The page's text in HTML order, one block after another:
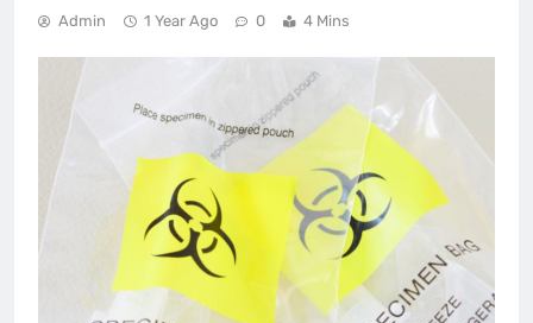
Admin 1 Year Ago 0 4 Mins